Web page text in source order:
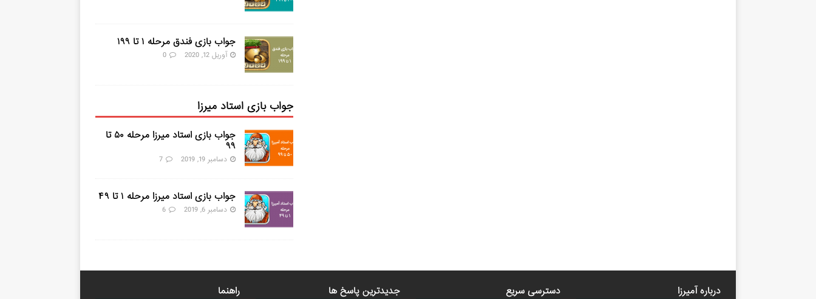
جواب بازی فندق مرحله ۱ تا ۱۹۹
آوریل 12, 2020 0
جواب بازی استاد میرزا
جواب بازی استاد میرزا مرحله ۵۰ تا
۹۹
دسامبر 19, 2019 7
جواب بازی استاد میرزا مرحله ۱ تا ۴۹
دسامبر 6, 2019 6
درباره آمیرزا دسترسی سریع جدیدترین پاسخ ها راهنما